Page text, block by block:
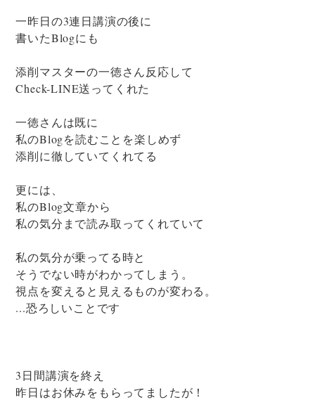
一昨日の3連日講演の後に
書いたBlogにも
添削マスターの一徳さん反応して
Check-LINE送ってくれた
一徳さんは既に
私のBlogを読むことを楽しめず
添削に徹していてくれてる
更には、
私のBlog文章から
私の気分まで読み取ってくれていて
私の気分が乗ってる時と
そうでない時がわかってしまう。
視点を変えると見えるものが変わる。
...恐ろしいことです
3日間講演を終え
昨日はお休みをもらってましたが！